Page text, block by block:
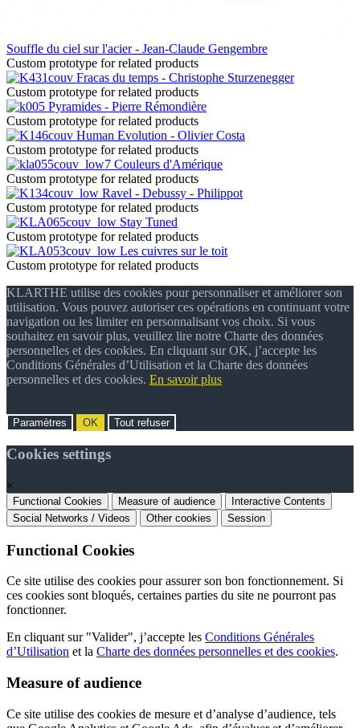
Souffle du ciel sur l'acier - Jean-Claude Gengembre
Custom prototype for related products
Fracas du temps - Christophe Sturzenegger
Custom prototype for related products
Pyramides - Pierre Rémondière
Custom prototype for related products
Human Evolution - Olivier Costa
Custom prototype for related products
Couleurs d'Amérique
Custom prototype for related products
Ravel - Debussy - Philippot
Custom prototype for related products
Stay Tuned
Custom prototype for related products
Les cuivres sur le toit
Custom prototype for related products
KLARTHE utilise des cookies pour personnaliser et améliorer son
utilisation. Vous pouvez autoriser ces opérations en continuant votre
navigation ou les limiter en personnalisant vos choix. Si vous
souhaitez en savoir plus, veuillez lire notre Charte des données
personnelles et des cookies. En cliquant sur OK, j’accepte les
Conditions Générales d’Utilisation et la Charte des données
personnelles et des cookies. En savoir plus
Paramètres OK Tout refuser
Cookies settings
×
Functional Cookies Measure of audience
Interactive Contents
Social Networks / Videos
Other cookies Session
Functional Cookies
Ce site utilise des cookies pour assurer son bon fonctionnement. Si
ces cookies sont bloqués, certaines parties du site ne pourront pas
fonctionner.
En cliquant sur "Valider", j’accepte les Conditions Générales
d’Utilisation et la Charte des données personnelles et des cookies.
Measure of audience
Ce site utilise des cookies de mesure et d’analyse d’audience, tels